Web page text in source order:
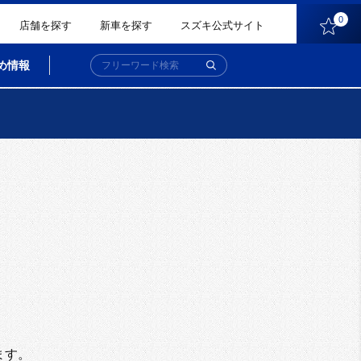
店舗を探す 新車を探す スズキ公式サイト 0
情報
す。